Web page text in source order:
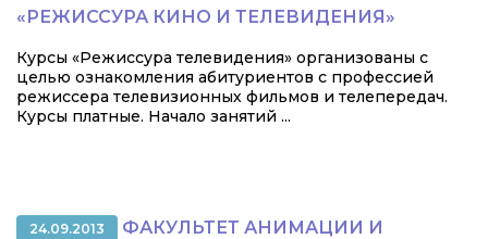
«РЕЖИССУРА КИНО И ТЕЛЕВИДЕНИЯ»
Курсы «Режиссура телевидения» организованы с
целью ознакомления абитуриентов с профессией
режиссера телевизионных фильмов и телепередач.
Курсы платные. Начало занятий ...
24.09.2013
ФАКУЛЬТЕТ АНИМАЦИИ И